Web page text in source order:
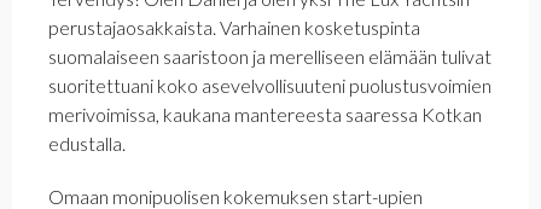
perustajaosakkaista. Varhainen kosketuspinta
suomalaiseen saaristoon ja merelliseen elämään tulivat
suoritettuani koko asevelvollisuuteni puolustusvoimien
merivoimissa, kaukana mantereesta saaressa Kotkan
edustalla.
Omaan monipuolisen kokemuksen start-upien